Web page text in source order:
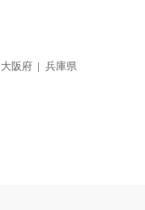
大阪府 兵庫県